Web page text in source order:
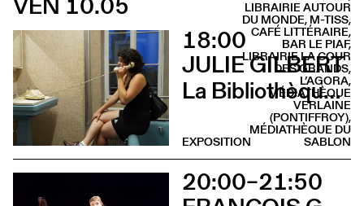
18:00
JULIE GILBERT
La Bibliothèque sonore des femmes (Vernissage)
LIBRAIRIE AUTOUR
DU MONDE, M-TISS,
CAFÉ LITTÉRAIRE,
BAR LE PIAF,
LIBRAIRIE LA COUR
DES GRANDS,
L’AGORA,
MÉDIATHÈQUE
VERLAINE
(PONTIFFROY),
MÉDIATHÈQUE DU
SABLON
EXPOSITION
20:00–21:50